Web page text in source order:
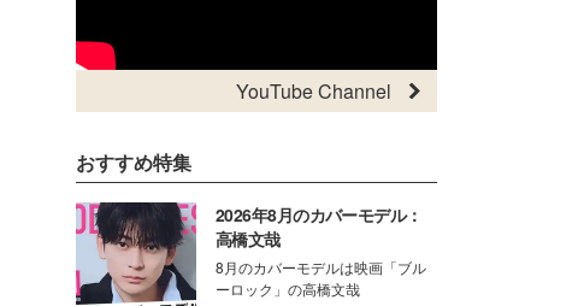
YouTube Channel
おすすめ特集
2026年8月のカバーモデル：
高橋文哉
8月のカバーモデルは映画「ブル
ーロック」の高橋文哉